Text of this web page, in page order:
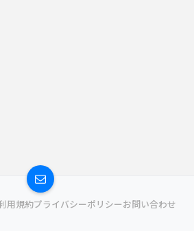
用規約プライバシーポリシーお問い合わせ